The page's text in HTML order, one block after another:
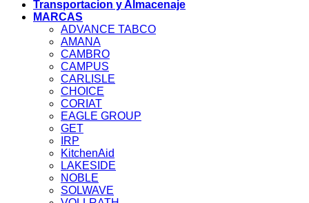
Transportacion y Almacenaje
MARCAS
ADVANCE TABCO
AMANA
CAMBRO
CAMPUS
CARLISLE
CHOICE
CORIAT
EAGLE GROUP
GET
IRP
KitchenAid
LAKESIDE
NOBLE
SOLWAVE